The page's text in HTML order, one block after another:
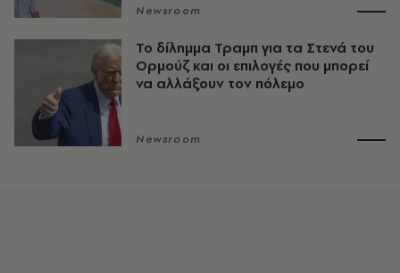
Newsroom
Το δίλημμα Τραμπ για τα Στενά του
Ορμούζ και οι επιλογές που μπορεί
να αλλάξουν τον πόλεμο
Newsroom